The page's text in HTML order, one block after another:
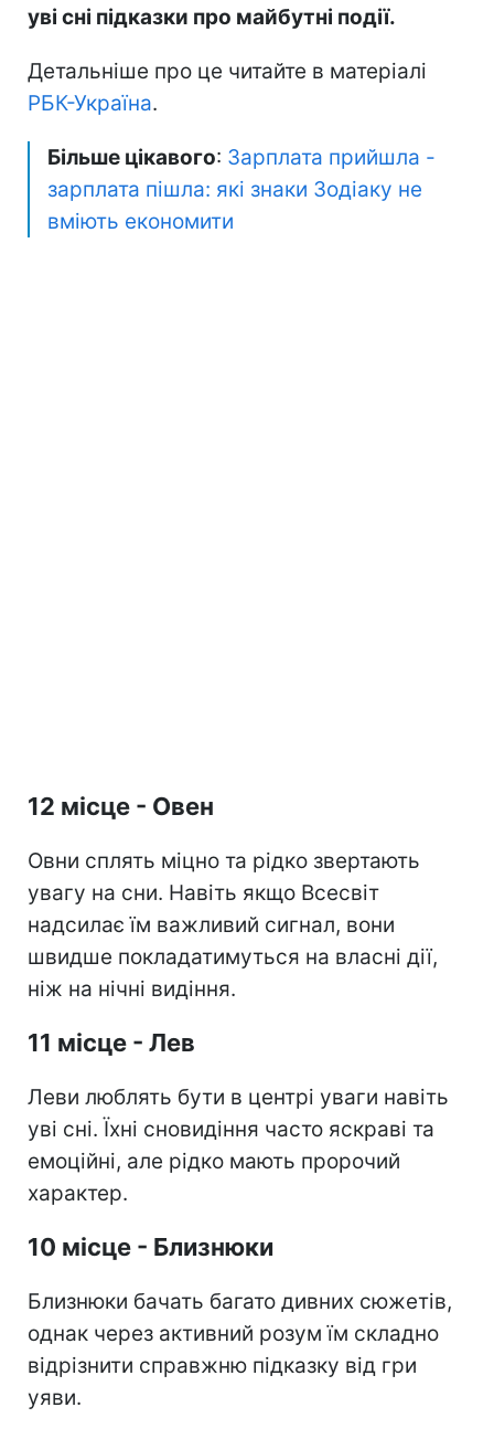
уві сні підказки про майбутні події.
Детальніше про це читайте в матеріалі
РБК-Україна.
Більше цікавого: Зарплата прийшла -
зарплата пішла: які знаки Зодіаку не
вміють економити
12 місце - Овен
Овни сплять міцно та рідко звертають
увагу на сни. Навіть якщо Всесвіт
надсилає їм важливий сигнал, вони
швидше покладатимуться на власні дії,
ніж на нічні видіння.
11 місце - Лев
Леви люблять бути в центрі уваги навіть
уві сні. Їхні сновидіння часто яскраві та
емоційні, але рідко мають пророчий
характер.
10 місце - Близнюки
Близнюки бачать багато дивних сюжетів,
однак через активний розум їм складно
відрізнити справжню підказку від гри
уяви.